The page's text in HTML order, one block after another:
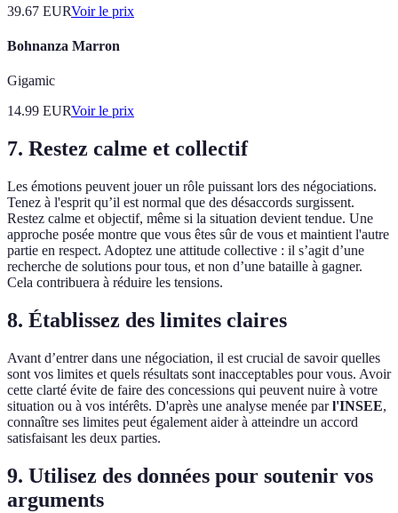
39.67 EURVoir le prix
Bohnanza Marron
Gigamic
14.99 EURVoir le prix
7. Restez calme et collectif
Les émotions peuvent jouer un rôle puissant lors des négociations.
Tenez à l'esprit qu’il est normal que des désaccords surgissent.
Restez calme et objectif, même si la situation devient tendue. Une
approche posée montre que vous êtes sûr de vous et maintient l'autre
partie en respect. Adoptez une attitude collective : il s’agit d’une
recherche de solutions pour tous, et non d’une bataille à gagner.
Cela contribuera à réduire les tensions.
8. Établissez des limites claires
Avant d’entrer dans une négociation, il est crucial de savoir quelles
sont vos limites et quels résultats sont inacceptables pour vous. Avoir
cette clarté évite de faire des concessions qui peuvent nuire à votre
situation ou à vos intérêts. D'après une analyse menée parl'INSEE,
connaître ses limites peut également aider à atteindre un accord
satisfaisant les deux parties.
9. Utilisez des données pour soutenir vos
arguments